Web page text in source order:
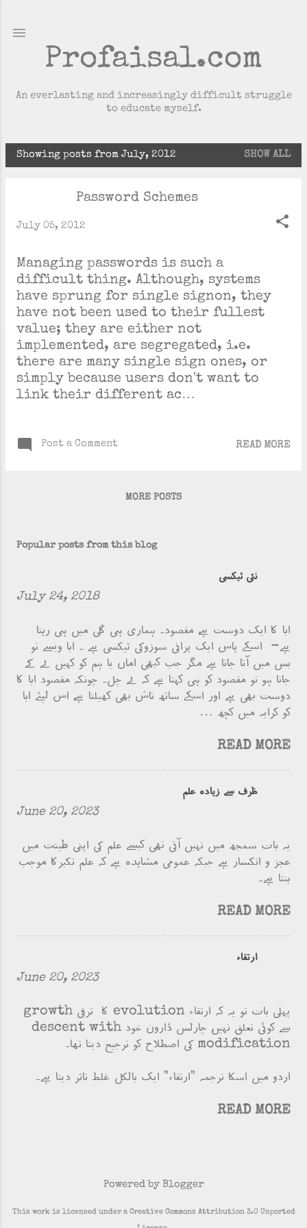
Profaisal.com
An everlasting and increasingly difficult struggle
to educate myself.
P
Showing posts from July, 2012 SHOW ALL
Password Schemes
July 05, 2012
Managing passwords is such a
difficult thing. Although, systems
have sprung for single signon, they
have not been used to their fullest
value; they are either not
implemented, are segregated, i.e.
there are many single sign ones, or
simply because users don't want to
link their different ac…
Post a Comment READ MORE
MORE POSTS
Popular posts from this blog
نئی ٹیکسی
July 24, 2018
ابا کا ایک دوست ہے، مقصود۔ ہماری ہی گلی میں ہی رہتا
ہے- اسکے پاس ایک پرانی سوزوکی ٹیکسی ہے ۔ ابا ویسے تو
بس میں آتا جاتا ہے مگر جب کبھی اماں یا ہم کو کہیں لے کے
جانا ہو تو مقصود کو ہی کہتا ہے کہ لے چل۔ چونکہ مقصود ابا کا
دوست بھی ہے اور اسکے ساتھ تاش بھی کھیلتا ہے، اس لیئے ابا
کو کرایہ میں کچھ …
READ MORE
ظرف سے زیادہ علم
June 20, 2023
یہ بات سمجھ میں نہیں آتی تھی کیسے علم کی اپنی طینت میں
عجز و انکسار ہے جبکہ عمومی مشاہدہ ہے کہ علم تکبرکا موجب
بنتا ہے۔
READ MORE
ارتقاء
June 20, 2023
پہلی بات تو یہ کہ ارتقاء evolution کا ترقی growth
سے کوئی تعلق نہیں، چارلس ڈارون خود descent with
modification کی اصطلاح کو ترجیح دیتا تھا۔
اردو میں اسکا ترجمہ "ارتقاء" ایک بالکل غلط تاثر دیتا ہے۔
READ MORE
Powered by Blogger
This work is licensed under a Creative Commons Attribution 3.0 Unported